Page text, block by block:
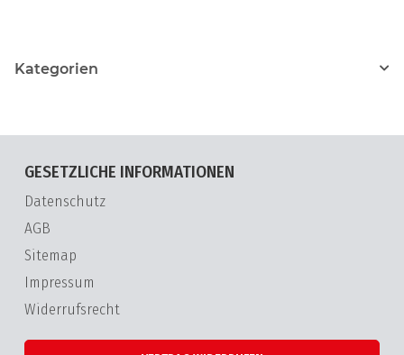
Kategorien
GESETZLICHE INFORMATIONEN
Datenschutz
AGB
Sitemap
Impressum
Widerrufsrecht